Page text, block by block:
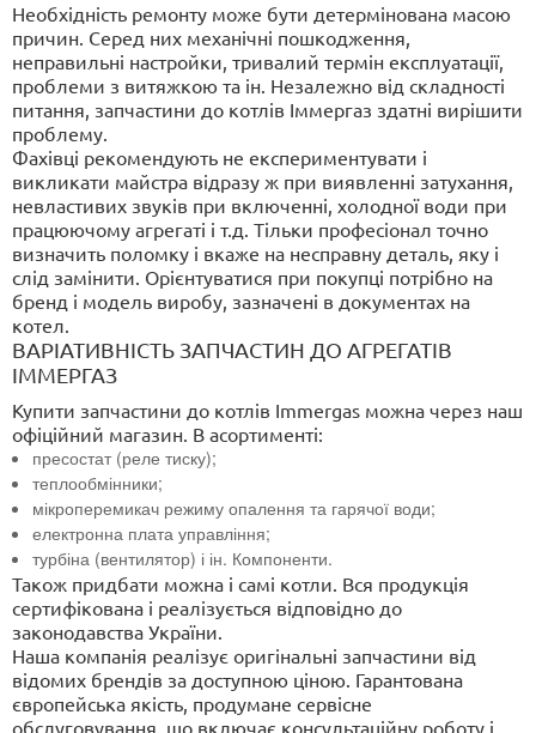
Необхідність ремонту може бути детермінована масою
причин. Серед них механічні пошкодження,
неправильні настройки, тривалий термін експлуатації,
проблеми з витяжкою та ін. Незалежно від складності
питання, запчастини до котлів Іммергаз здатні вирішити
проблему.
Фахівці рекомендують не експериментувати і
викликати майстра відразу ж при виявленні затухання,
невластивих звуків при включенні, холодної води при
працюючому агрегаті і т.д. Тільки професіонал точно
визначить поломку і вкаже на несправну деталь, яку і
слід замінити. Орієнтуватися при покупці потрібно на
бренд і модель виробу, зазначені в документах на
котел.
ВАРІАТИВНІСТЬ ЗАПЧАСТИН ДО АГРЕГАТІВ
ІММЕРГАЗ
Купити запчастини до котлів Immergas можна через наш
офіційний магазин. В асортименті:
пресостат (реле тиску);
теплообмінники;
мікроперемикач режиму опалення та гарячої води;
електронна плата управління;
турбіна (вентилятор) і ін. Компоненти.
Також придбати можна і самі котли. Вся продукція
сертифікована і реалізується відповідно до
законодавства України.
Наша компанія реалізує оригінальні запчастини від
відомих брендів за доступною ціною. Гарантована
європейська якість, продумане сервісне
обслуговування, що включає консультаційну роботу і